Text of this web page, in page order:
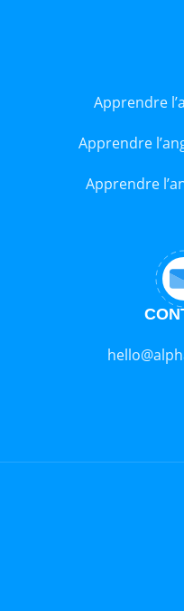
Apprendre
Apprendre
Apprendre